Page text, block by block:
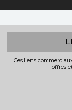
Ces liens
offres